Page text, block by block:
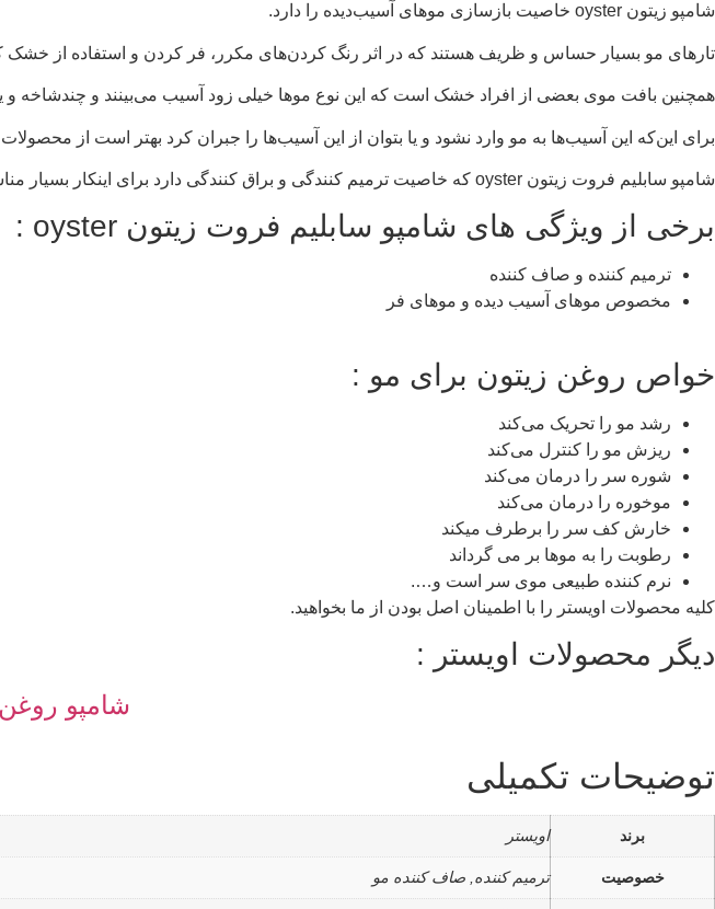
شامپو زیتون oyster خاصیت بازسازی موهای آسیب‌دیده را دارد.
تارهای مو بسیار حساس و ظریف هستند که در اثر رنگ کردن‌های مکرر، فر کردن و استفاده از خشک‌
همچنین بافت موی بعضی از افراد خشک است که این نوع موها خیلی زود آسیب می‌بینند و چندشاخه و
برای این‌که این آسیب‌ها به مو وارد نشود و یا بتوان از این آسیب‌ها را جبران کرد بهتر است از محصولات
شامپو سابلیم فروت زیتون oyster که خاصیت ترمیم کنندگی و براق کنندگی دارد برای اینکار بسیار مناسب است.
برخی از ویژگی های شامپو سابلیم فروت زیتون oyster :
ترمیم کننده و صاف کننده
مخصوص موهای آسیب دیده و موهای فر
خواص روغن زیتون برای مو :
رشد مو را تحریک می‌کند
ریزش مو را کنترل می‌کند
شوره سر را درمان می‌کند
موخوره را درمان می‌کند
خارش کف سر را برطرف میکند
رطوبت را به موها بر می گرداند
نرم کننده طبیعی موی سر است و….
کلیه محصولات اویستر را با اطمینان اصل بودن از ما بخواهید.
دیگر محصولات اویستر :
شامپو روغن
توضیحات تکمیلی
برند اویستر
خصوصیت ترمیم کننده, صاف کننده مو